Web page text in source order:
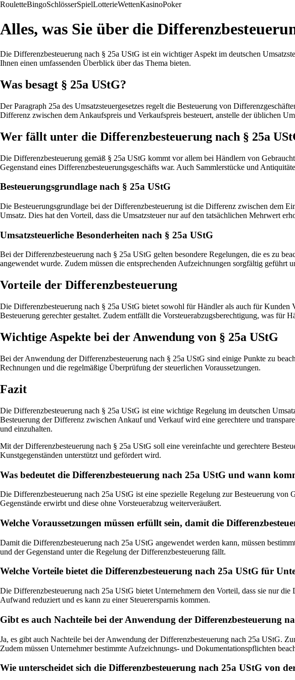
RouletteBingoSchlösserSpielLotterieWettenKasinoPoker
Alles, was Sie über die
Die Differenzbesteuerung nach § 25a UStG ist ein wichtiger Aspekt im deutschen
Ihnen einen umfassenden Überblick über das Thema bieten.
Was besagt § 25a UStG?
Der Paragraph 25a des Umsatzsteuergesetzes regelt die Besteuerung von
Differenz zwischen dem Ankaufspreis und Verkaufspreis besteuert, anstelle der üblichen
Wer fällt unter die Differenzbesteuerung nach § 25a
Die Differenzbesteuerung gemäß § 25a UStG kommt vor allem bei Händlern von
Gegenstand eines Differenzbesteuerungsgeschäfts war. Auch Sammlerstücke und
Besteuerungsgrundlage nach § 25a UStG
Die Besteuerungsgrundlage bei der Differenzbesteuerung ist die Differenz zwischen dem
Umsatz. Dies hat den Vorteil, dass die Umsatzsteuer nur auf den tatsächlichen Mehrwert
Umsatzsteuerliche Besonderheiten nach § 25a UStG
Bei der Differenzbesteuerung nach § 25a UStG gelten besondere Regelungen, die es zu
angewendet wurde. Zudem müssen die entsprechenden Aufzeichnungen sorgfältig geführt
Vorteile der Differenzbesteuerung
Die Differenzbesteuerung nach § 25a UStG bietet sowohl für Händler als auch für
Besteuerung gerechter gestaltet. Zudem entfällt die Vorsteuerabzugsberechtigung, was für
Wichtige Aspekte bei der Anwendung von § 25a UStG
Bei der Anwendung der Differenzbesteuerung nach § 25a UStG sind einige Punkte zu
Rechnungen und die regelmäßige Überprüfung der steuerlichen Voraussetzungen.
Fazit
Die Differenzbesteuerung nach § 25a UStG ist eine wichtige Regelung im deutschen
Besteuerung der Differenz zwischen Ankauf und Verkauf wird eine gerechtere und
und einzuhalten.
Mit der Differenzbesteuerung nach § 25a UStG soll eine vereinfachte und gerechtere
Kunstgegenständen unterstützt und gefördert wird.
Was bedeutet die Differenzbesteuerung nach 25a UStG und wann
Die Differenzbesteuerung nach 25a UStG ist eine spezielle Regelung zur Besteuerung
Gegenstände erwirbt und diese ohne Vorsteuerabzug weiterveräußert.
Welche Voraussetzungen müssen erfüllt sein, damit die
Damit die Differenzbesteuerung nach 25a UStG angewendet werden kann, müssen
und der Gegenstand unter die Regelung der Differenzbesteuerung fällt.
Welche Vorteile bietet die Differenzbesteuerung nach 25a UStG für
Die Differenzbesteuerung nach 25a UStG bietet Unternehmern den Vorteil, dass sie nur
Aufwand reduziert und es kann zu einer Steuerersparnis kommen.
Gibt es auch Nachteile bei der Anwendung der Differenzbesteuerung
Ja, es gibt auch Nachteile bei der Anwendung der Differenzbesteuerung nach 25a UStG.
Zudem müssen Unternehmer bestimmte Aufzeichnungs- und Dokumentationspflichten
Wie unterscheidet sich die Differenzbesteuerung nach 25a UStG von